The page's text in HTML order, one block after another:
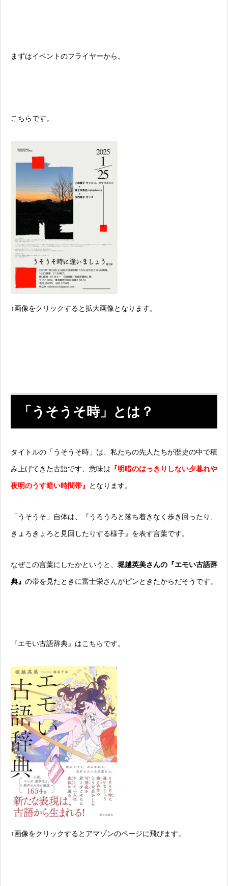
まずはイベントのフライヤーから。
こちらです。
↑画像をクリックすると拡大画像となります。
「うそうそ時」とは？
タイトルの「うそうそ時」は、私たちの先人たちが歴史の中で積
み上げてきた古語です、意味は 『明暗のはっきりしない夕暮れや
夜明のうす暗い時間帯』 となります。
「うそうそ」自体は、『うろうろと落ち着きなく歩き回ったり、
きょろきょろと見回したりする様子』を表す言葉です。
なぜこの言葉にしたかというと、 堀越英美さんの『エモい古語辞
典』 の帯を見たときに富士栄さんがピンときたからだそうです。
『エモい古語辞典』はこちらです。
↑画像をクリックするとアマゾンのページに飛びます。